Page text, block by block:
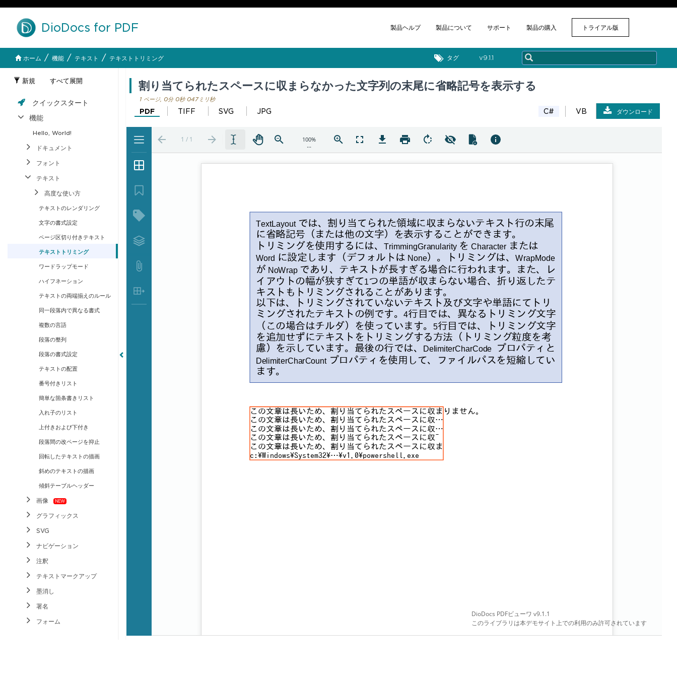
DioDocs for PDF 製品ヘルプ 製品について サポート 製品の購入 トライアル版
ホーム / 機能 / テキスト / テキストトリミング v​9.1.1
タグ
新規 すべて展開
クイックスタート
機能
Hello, World!
ドキュメント
フォント
テキスト
高度な使い方
テキストのレンダリング
文字の書式設定
ページ区切り付きテキスト
テキストトリミング
ワードラップモード
ハイフネーション
テキストの両端揃えのルール
同一段落内で異なる書式
複数の言語
段落の整列
段落の書式設定
テキストの配置
番号付きリスト
簡単な箇条書きリスト
入れ子のリスト
上付きおよび下付き
段落間の改ページを抑止
回転したテキストの描画
斜めのテキストの描画
傾斜テーブルヘッダー
画像
グラフィックス
SVG
ナビゲーション
注釈
テキストマークアップ
墨消し
署名
フォーム
1 ページ, 0分 0秒 047ミリ秒
割り当てられたスペースに収まらなかった文字列の末尾に省略記号を表示する
PDF TIFF SVG JPG C# VB ダウンロード